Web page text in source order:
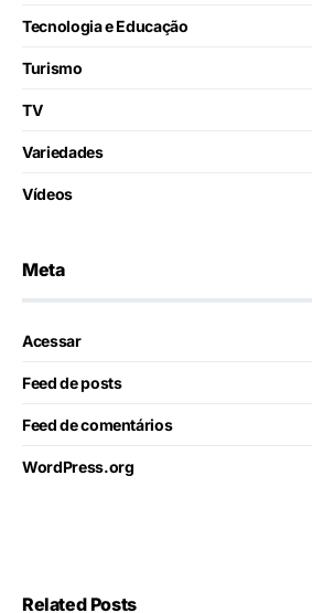
Tecnologia e Educação
Turismo
TV
Variedades
Vídeos
Meta
Acessar
Feed de posts
Feed de comentários
WordPress.org
Related Posts